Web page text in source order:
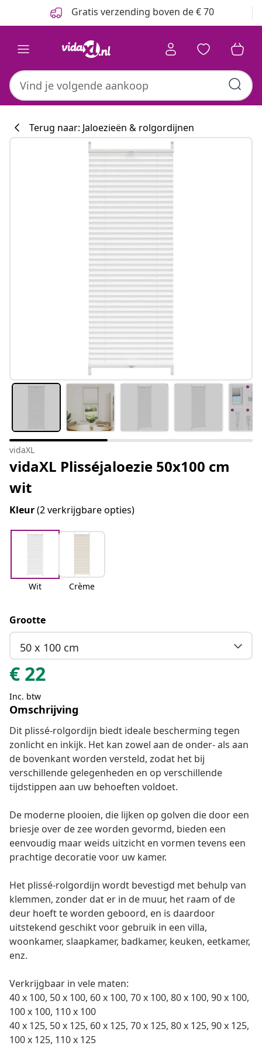
Gratis verzending boven de € 70
Terug naar: Jaloezieën & rolgordijnen
vidaXL
vidaXL Plisséjaloezie 50x100 cm
wit
Kleur(2 verkrijgbare opties)
Wit Crème
Grootte
50 x 100 cm
€ 22
Inc. btw
Omschrijving
Dit plissé-rolgordijn biedt ideale bescherming tegen
zonlicht en inkijk. Het kan zowel aan de onder- als aan
de bovenkant worden versteld, zodat het bij
verschillende gelegenheden en op verschillende
tijdstippen aan uw behoeften voldoet.
De moderne plooien, die lijken op golven die door een
briesje over de zee worden gevormd, bieden een
eenvoudig maar weids uitzicht en vormen tevens een
prachtige decoratie voor uw kamer.
Het plissé-rolgordijn wordt bevestigd met behulp van
klemmen, zonder dat er in de muur, het raam of de
deur hoeft te worden geboord, en is daardoor
uitstekend geschikt voor gebruik in een villa,
woonkamer, slaapkamer, badkamer, keuken, eetkamer,
enz.
Verkrijgbaar in vele maten:
40 x 100, 50 x 100, 60 x 100, 70 x 100, 80 x 100, 90 x 100,
100 x 100, 110 x 100
40 x 125, 50 x 125, 60 x 125, 70 x 125, 80 x 125, 90 x 125,
100 x 125, 110 x 125